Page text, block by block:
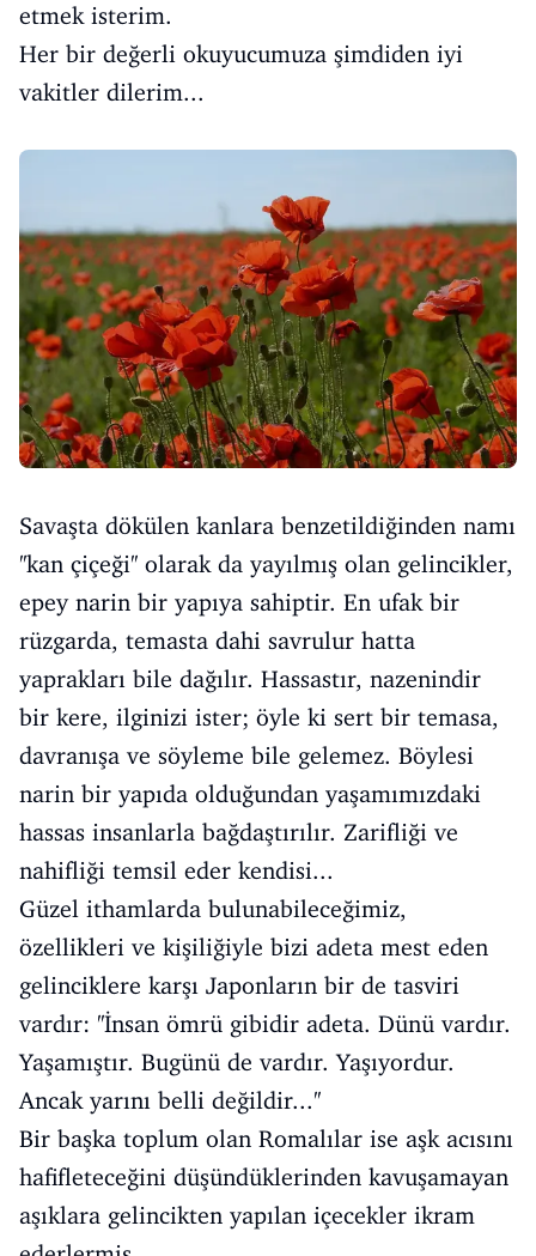
etmek isterim.
Her bir değerli okuyucumuza şimdiden iyi
vakitler dilerim...
Savaşta dökülen kanlara benzetildiğinden namı
''kan çiçeği'' olarak da yayılmış olan gelincikler,
epey narin bir yapıya sahiptir. En ufak bir
rüzgarda, temasta dahi savrulur hatta
yaprakları bile dağılır. Hassastır, nazenindir
bir kere, ilginizi ister; öyle ki sert bir temasa,
davranışa ve söyleme bile gelemez. Böylesi
narin bir yapıda olduğundan yaşamımızdaki
hassas insanlarla bağdaştırılır. Zarifliği ve
nahifliği temsil eder kendisi...
Güzel ithamlarda bulunabileceğimiz,
özellikleri ve kişiliğiyle bizi adeta mest eden
gelinciklere karşı Japonların bir de tasviri
vardır: ''İnsan ömrü gibidir adeta. Dünü vardır.
Yaşamıştır. Bugünü de vardır. Yaşıyordur.
Ancak yarını belli değildir...''
Bir başka toplum olan Romalılar ise aşk acısını
hafifleteceğini düşündüklerinden kavuşamayan
aşıklara gelincikten yapılan içecekler ikram